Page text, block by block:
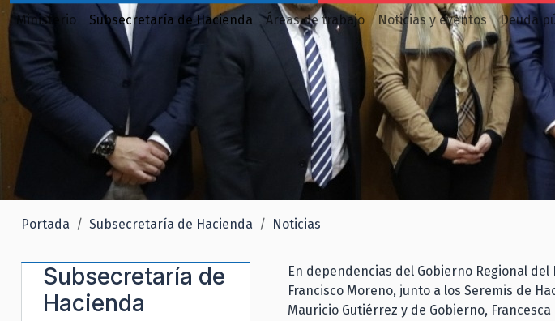
Ministerio Subsecretaría de Hacienda Áreas de trabajo Noticias y eventos Deuda
Portada Subsecretaría de Hacienda Noticias
En dependencias del Gobierno Regional
Francisco Moreno, junto a los Seremis de
Mauricio Gutiérrez y de Gobierno,
Subsecretaría de
Hacienda